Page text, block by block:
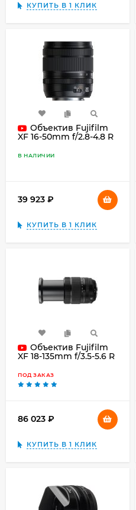
КУПИТЬ В 1 КЛИК
Объектив Fujifilm
XF 16-50mm f/2.8-4.8 R
В НАЛИЧИИ
39 923
КУПИТЬ В 1 КЛИК
Объектив Fujifilm
XF 18-135mm f/3.5-5.6 R
ПОД ЗАКАЗ
86 023
КУПИТЬ В 1 КЛИК